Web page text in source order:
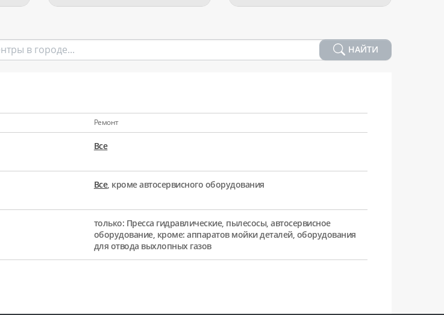
НАЙТИ
Ремонт
Все
Все, кроме автосервисного оборудования
только: Пресса гидравлические, пылесосы, автосервисное
оборудование, кроме: аппаратов мойки деталей, оборудования
для отвода выхлопных газов